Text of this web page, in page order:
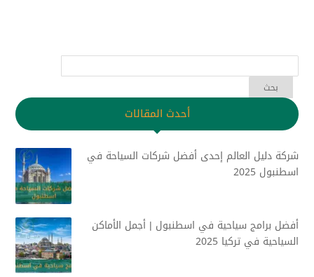
أحدث المقالات
شركة دليل العالم إحدى أفضل شركات السياحة في
اسطنبول 2025
أفضل برامج سياحية في اسطنبول | أجمل الأماكن
السياحية في تركيا 2025